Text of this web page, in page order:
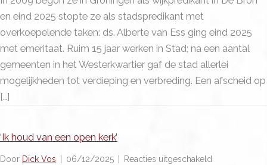
en eind 2025 stopte ze als stadspredikant met
overkoepelende taken: ds. Alberte van Ess ging eind 2025
met emeritaat. Ruim 15 jaar werken in Stad; na een aantal
gemeenten in het Westerkwartier gaf de stad allerlei
mogelijkheden tot verdieping en verbreding. Een afscheid op
[…]
‘Ik houd van een open kerk’
Door Dick Vos 06/12/2025 Reacties uitgeschakeld